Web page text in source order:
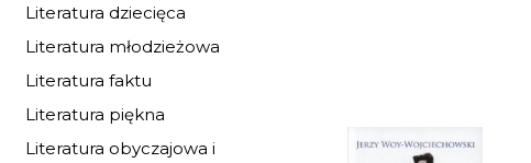
Literatura dziecięca
Literatura młodzieżowa
Literatura faktu
Literatura piękna
Literatura obyczajowa i